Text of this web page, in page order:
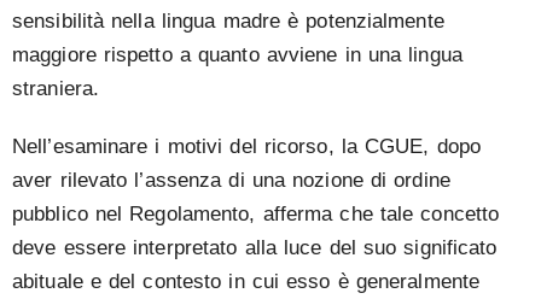
sensibilità nella lingua madre è potenzialmente
maggiore rispetto a quanto avviene in una lingua
straniera.
Nell’esaminare i motivi del ricorso, la CGUE, dopo
aver rilevato l’assenza di una nozione di ordine
pubblico nel Regolamento, afferma che tale concetto
deve essere interpretato alla luce del suo significato
abituale e del contesto in cui esso è generalmente